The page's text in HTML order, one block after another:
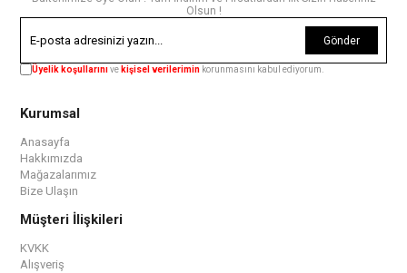
Olsun !
Gönder
Üyelik koşullarınıve kişisel verilerimin korunmasını kabul ediyorum.
Kurumsal
Anasayfa
Hakkımızda
Mağazalarımız
Bize Ulaşın
Müşteri İlişkileri
KVKK
Alışveriş